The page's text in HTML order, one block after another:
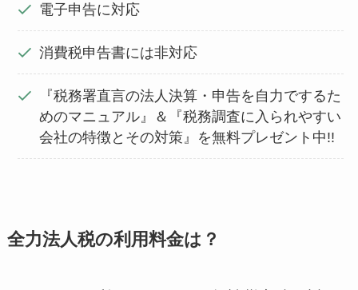
電子申告に対応
消費税申告書には非対応
『税務署直言の法人決算・申告を自力でするた
めのマニュアル』＆『税務調査に入られやすい
会社の特徴とその対策』を無料プレゼント中!!
全力法人税の利用料金は？